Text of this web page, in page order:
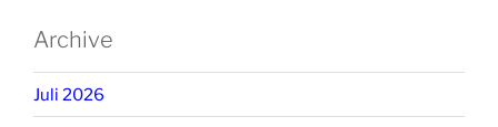
Archive
Juli 2026